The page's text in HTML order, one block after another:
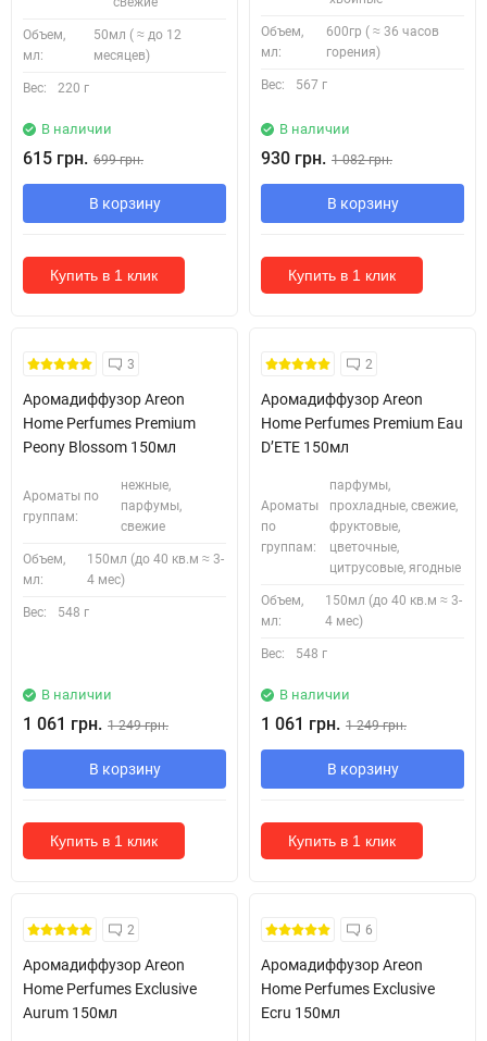
Объем,
мл:
50мл ( ≈ до 12
месяцев)
Вес: 220 г
В наличии
615 грн. 699 грн.
В корзину
Купить в 1 клик
Объем,
мл:
600гр ( ≈ 36 часов
горения)
Вес: 567 г
В наличии
930 грн. 1 082 грн.
В корзину
Купить в 1 клик
3
Аромадиффузор Areon
Home Perfumes Premium
Peony Blossom 150мл
Ароматы по
группам:
нежные,
парфумы,
свежие
Объем,
мл:
150мл (до 40 кв.м ≈ 3-
4 мес)
Вес: 548 г
В наличии
1 061 грн. 1 249 грн.
В корзину
Купить в 1 клик
2
Аромадиффузор Areon
Home Perfumes Premium Eau
D’ETE 150мл
Ароматы
по
группам:
парфумы,
прохладные, свежие,
фруктовые,
цветочные,
цитрусовые, ягодные
Объем,
мл:
150мл (до 40 кв.м ≈ 3-
4 мес)
Вес: 548 г
В наличии
1 061 грн. 1 249 грн.
В корзину
Купить в 1 клик
2
Аромадиффузор Areon
Home Perfumes Exclusive
Aurum 150мл
6
Аромадиффузор Areon
Home Perfumes Exclusive
Ecru 150мл